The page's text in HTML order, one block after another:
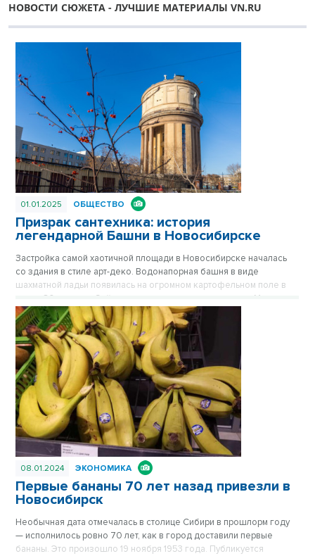
НОВОСТИ СЮЖЕТА - ЛУЧШИЕ МАТЕРИАЛЫ VN.RU
01.01.2025 ОБЩЕСТВО
Призрак сантехника: история
легендарной Башни в Новосибирске
Застройка самой хаотичной площади в Новосибирске началась
со здания в стиле арт-деко. Водонапорная башня в виде
шахматной ладьи появилась на огромном картофельном поле в
конце 30-х годов. Сейчас стильное здание на площади Маркса
спрятано за хрущевками, его хорошо видно только с высоких
точек обзора. Впрочем, с окружением Башне никогда не везло.
Сначала вокруг была картошка, которую сажали жители
окрестных деревень, затем возникли пятиэтажки, а после
зашумела пестрая барахолка на площади Маркса. Публикуется
повторно в цикле «Лучшие материалы VN.RU за 2023 год».
08.01.2024 ЭКОНОМИКА
Первые бананы 70 лет назад привезли в
Новосибирск
Необычная дата отмечалась в столице Сибири в прошлорм году
— исполнилось ровно 70 лет, как в город доставили первые
бананы. Это произошло 19 ноября 1953 года. Публикуется